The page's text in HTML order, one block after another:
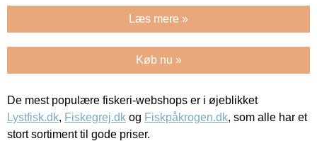
Læs mere »
Køb nu »
De mest populære fiskeri-webshops er i øjeblikket
Lystfisk.dk, Fiskegrej.dk og Fiskpåkrogen.dk, som alle har et
stort sortiment til gode priser.